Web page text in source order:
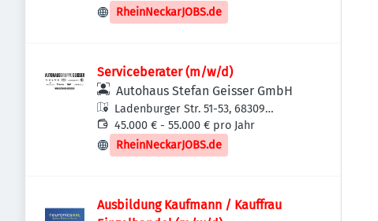
RheinNeckarJOBS.de
Serviceberater (m/w/d)
Autohaus Stefan Geisser GmbH
Ladenburger Str. 51-53, 68309
Mannheim, Deutschland
45.000 € - 55.000 € pro Jahr
RheinNeckarJOBS.de
Ausbildung Kaufmann / Kauffrau